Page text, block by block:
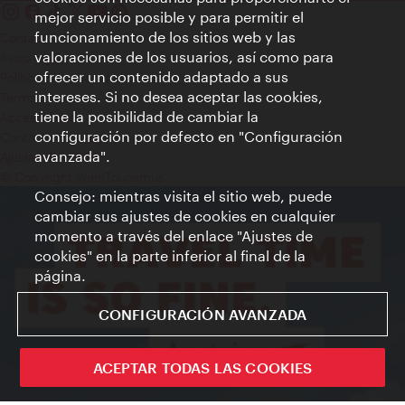
Contacto
Aviso legal
Política de privacidad de datos
Terms of Use
Accesibilidad
Contacto para la prensa
Ajustes de cookie
mejor servicio posible y para permitir el
funcionamiento de los sitios web y las
valoraciones de los usuarios, así como para
ofrecer un contenido adaptado a sus
intereses. Si no desea aceptar las cookies,
tiene la posibilidad de cambiar la
configuración por defecto en "Configuración
avanzada".
Consejo: mientras visita el sitio web, puede
cambiar sus ajustes de cookies en cualquier
momento a través del enlace "Ajustes de
cookies" en la parte inferior al final de la
página.
CONFIGURACIÓN AVANZADA
ACEPTAR TODAS LAS COOKIES